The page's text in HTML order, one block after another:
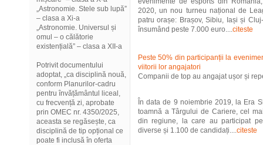
„Astronomie. Stele sub lupă”
– clasa a Xi-a
„Astronomie. Universul și
omul – o călătorie
existențială” – clasa a XII-a
Potrivit documentului
adoptat, „ca disciplină nouă,
conform Planurilor-cadru
pentru învățământul liceal,
cu frecvență zi, aprobate
prin OMEC nr. 4350/2025,
aceasta se regăsește, ca
disciplină de tip opțional ce
poate fi inclusă în oferta
2020, un nou turneu național de
patru orașe: Brașov, Sibiu, Iași și
însumând peste 7.000 euro....citeste
Peste 50% din participanții la
viitorii lor angajatori
Companii de top au angajat ușor și
În data de 9 noiembrie 2019, la Era
toamnă a Târgului de Cariere, cel
din regiune, la care au participat
diverse și 1.100 de candidați....citeste